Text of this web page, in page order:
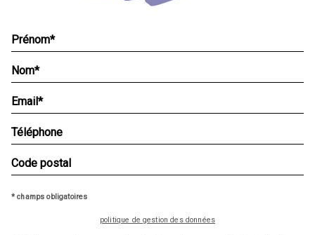
* champs obligatoires
politique de gestion des données